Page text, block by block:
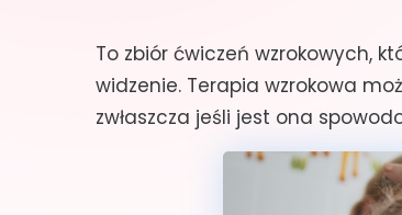
To zbiór ćwiczeń wzrokowych,
widzenie. Terapia wzrokowa
zwłaszcza jeśli jest ona